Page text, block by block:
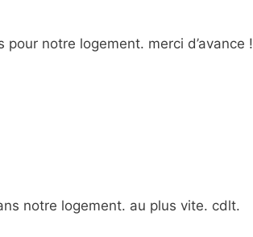
notre logement. merci d’avance !
notre logement. au plus vite. cdlt.